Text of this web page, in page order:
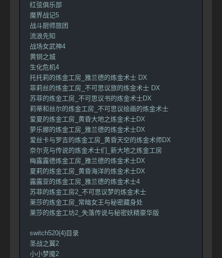
红弦俱乐部
魔界战记5
战斗厨师旅团
流浪先知
战场女武神4
黄铜之城
生化危机4
托托莉的炼金工房_雅兰德的炼金术士 DX
菲莉丝的炼金工房_不可思议旅的炼金术士 DX
苏菲的炼金工房_不可思议书的炼金术士DX
莉蒂和丝尔的炼金工房_不可思议绘画的炼金术士
爱夏的炼金工房_黄昏大地之炼金术士DX
萝乐娜的炼金工房_雅兰德的炼金术士DX
爱丝卡与罗吉的炼金工房_黄昏天空的炼金术师DX
奈尔克与传说的炼金术士们_新大地之炼金工房
梅露露德炼金工房_雅兰德的炼金术士DX
夏莉的炼金工房_黄昏海洋的炼金术士DX
露露亚的炼金工房_雅兰德的炼金术士4
苏菲的炼金工房2_不可思议梦的炼金术士
莱莎的炼金工房_常暗女王与秘密藏身处
莱莎的炼金工坊2_失落传说与秘密妖精豪华版
switch520(4)目录
圣战之翼2
小小梦魇2